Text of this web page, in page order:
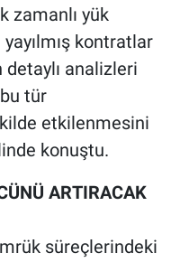
zamanlı yük
kontratlar
detaylı analizleri
tür
etkilenmesini
konuştu.
ARTIRACAK
süreçlerindeki